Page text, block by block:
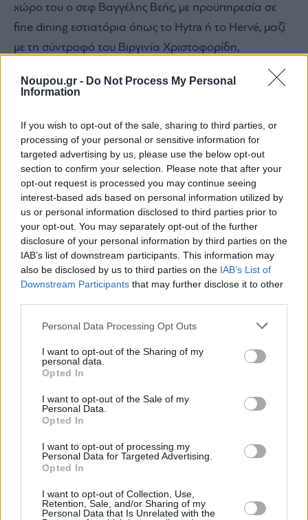
Noupou.gr - Do Not Process My Personal
Information
If you wish to opt-out of the sale, sharing to third parties, or
processing of your personal or sensitive information for
targeted advertising by us, please use the below opt-out
section to confirm your selection. Please note that after your
opt-out request is processed you may continue seeing
interest-based ads based on personal information utilized by
us or personal information disclosed to third parties prior to
your opt-out. You may separately opt-out of the further
disclosure of your personal information by third parties on the
IAB’s list of downstream participants. This information may
also be disclosed by us to third parties on the IAB’s List of
Downstream Participants that may further disclose it to other
Please note that this website/app uses one or more Google
not limited to your visit or usage behaviour. You may click to
grant or deny consent to Google and its third-party tags to
use your data for below specified purposes in below Google
consent section.
Personal Data Processing Opt Outs
I want to opt-out of the Sharing of my
personal data.
Opted In
I want to opt-out of the Sale of my
Personal Data.
Opted In
I want to opt-out of processing my
Personal Data for Targeted Advertising.
Opted In
I want to opt-out of Collection, Use,
Retention, Sale, and/or Sharing of my
Personal Data that Is Unrelated with the
χώρο του ο σεφ Βαγγέλης Βεής, με προϋπηρεσία σε
fine dining εστιατόρια όπως το Hytra ή το Hervé, μαζί
με τη σύντροφό του Βιργινία Χριστοφορίδη,
χωρά γύρω στα δέκα άτομα, συν μερικά τραπέζια
Η μέρα αρχίζει με καφέ και συνεχίζεται με τσιπουράκι,
ούζα ή μπίρες, ενώ δεν λείπει και το κρασί από
ελληνικό αμπελώνα. Δίπλα σε αυτά οι καλοφτιαγμένοι
μεζέδες που ετοιμάζονται μπροστά στα μάτια σου,
στην ανοιχτή κουζίνα. Μεταξύ άλλων, φτιάχνουν
μπακαλιάρο ραγού και αρνί με αγκινάρες. Στο Ντύλαν
σημαντικό ρόλο παίζει και η μουσική που κινείται σε